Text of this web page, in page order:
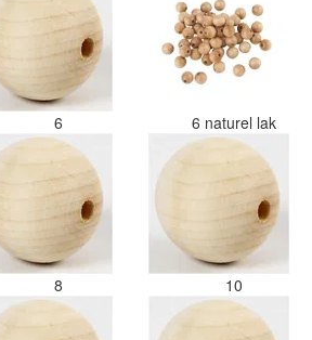
6 6 naturel lak
8 10